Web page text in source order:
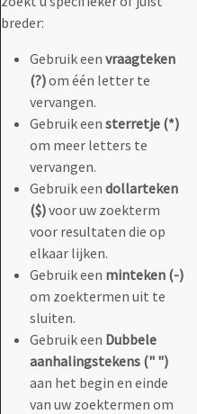
breder:
Gebruik een vraagteken
(?)om één letter te
vervangen.
Gebruik een sterretje (*)
om meer letters te
vervangen.
Gebruik een dollarteken
($)voor uw zoekterm
voor resultaten die op
elkaar lijken.
Gebruik een minteken (-)
om zoektermen uit te
sluiten.
Gebruik een Dubbele
aanhalingstekens (" ")
aan het begin en einde
van uw zoektermen om